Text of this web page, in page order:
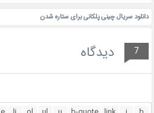
دانلود سریال چینی پلکانی برای ستاره شدن
7 دیدگاه